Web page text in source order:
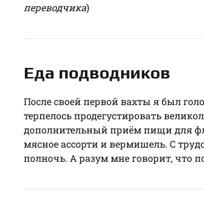
переводчика)
Еда подводников
После своей первой вахты я был
терпелось продегустировать
дополнительный приём пищи для
мясное ассорти и вермишель. С
полночь. А разум мне говорит, что